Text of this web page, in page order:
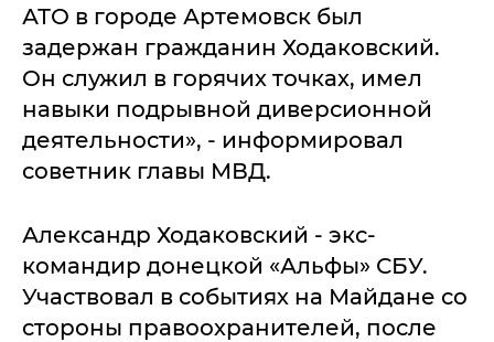
АТО в городе Артемовск был
задержан гражданин Ходаковский.
Он служил в горячих точках, имел
навыки подрывной диверсионной
деятельности», - информировал
советник главы МВД.
Александр Ходаковский - экс-
командир донецкой «Альфы» СБУ.
Участвовал в событиях на Майдане со
стороны правоохранителей, после